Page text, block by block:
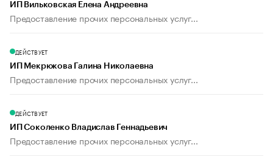
ИП Вильковская Елена Андреевна
Предоставление прочих персональных услуг...
ДЕЙСТВУЕТ
ИП Мекрюкова Галина Николаевна
Предоставление прочих персональных услуг...
ДЕЙСТВУЕТ
ИП Соколенко Владислав Геннадьевич
Предоставление прочих персональных услуг...